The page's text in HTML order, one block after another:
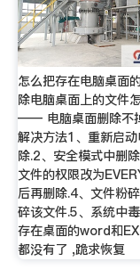
怎么把存在电脑桌面
除电脑桌面上的文件
—— 电脑桌面删除不
解决方法1、重新启
除.2、安全模式中删
文件的权限改为
后再删除.4、文件粉
碎该文件.5、系统中
存在桌面的word和
都没有了 ,跪求恢复